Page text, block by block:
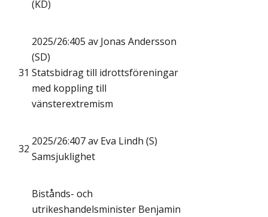
(KD)
31
2025/26:405 av Jonas Andersson
(SD)
Statsbidrag till idrottsföreningar
med koppling till
vänsterextremism
32
2025/26:407 av Eva Lindh (S)
Samsjuklighet
Bistånds- och
utrikeshandelsminister Benjamin